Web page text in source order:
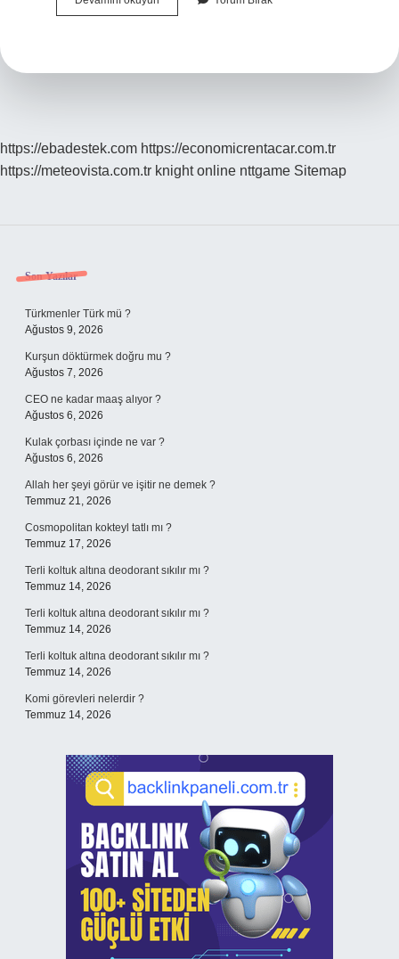
Sterlin
https://ebadestek.com https://economicrentacar.com.tr
https://meteovista.com.tr knight online nttgame Sitemap
Sidebar
Son Yazılar
Türkmenler Türk mü ?
Ağustos 9, 2026
Kurşun döktürmek doğru mu ?
Ağustos 7, 2026
CEO ne kadar maaş alıyor ?
Ağustos 6, 2026
Kulak çorbası içinde ne var ?
Ağustos 6, 2026
Allah her şeyi görür ve işitir ne demek ?
Temmuz 21, 2026
Cosmopolitan kokteyl tatlı mı ?
Temmuz 17, 2026
Terli koltuk altına deodorant sıkılır mı ?
Temmuz 14, 2026
Terli koltuk altına deodorant sıkılır mı ?
Temmuz 14, 2026
Terli koltuk altına deodorant sıkılır mı ?
Temmuz 14, 2026
Komi görevleri nelerdir ?
Temmuz 14, 2026